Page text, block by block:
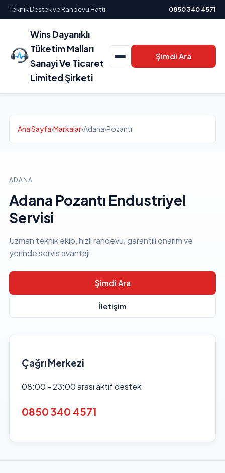
Teknik Destek ve Randevu Hattı 0850 340 4571
Wins Dayanıklı
Tüketim Malları
Sanayi Ve Ticaret
Limited Şirketi
Şimdi Ara
Ana Sayfa›Markalar›Adana›Pozantı
ADANA
Adana Pozantı Endustriyel
Servisi
Uzman teknik ekip, hızlı randevu, garantili onarım ve
yerinde servis avantajı.
Şimdi Ara
İletişim
Çağrı Merkezi
08:00 - 23:00 arası aktif destek
0850 340 4571